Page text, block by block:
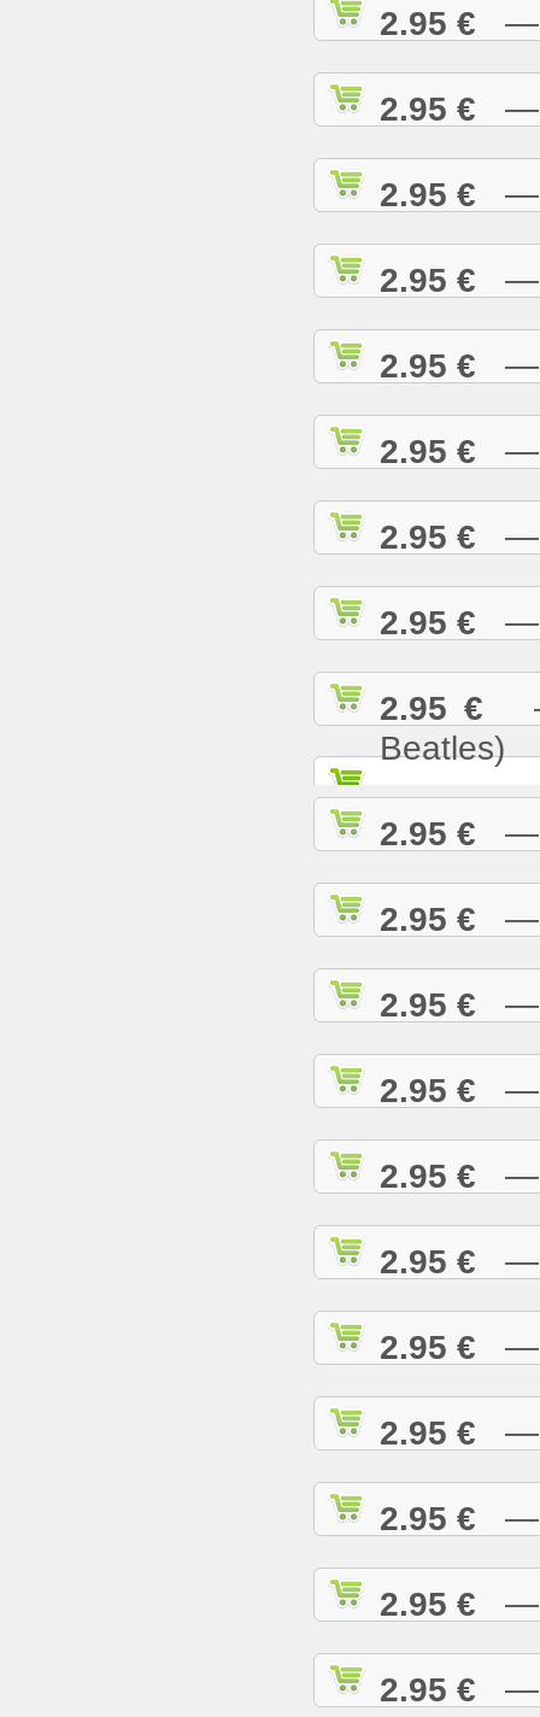
2.95 € —
2.95 € —
2.95 € —
2.95 € —
2.95 € —
2.95 € —
2.95 € —
2.95 € —
2.95 € —
Beatles)
2.95 € —
2.95 € —
2.95 € —
2.95 € —
2.95 € —
2.95 € —
2.95 € —
2.95 € —
2.95 € —
2.95 € —
2.95 € —